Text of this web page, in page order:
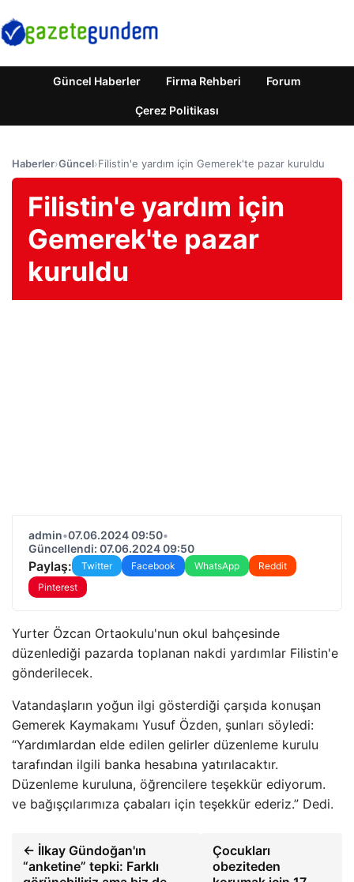
Güncel Haberler Firma Rehberi Forum
Çerez Politikası
Haberler›Güncel›Filistin'e yardım için Gemerek'te pazar kuruldu
Filistin'e yardım için
Gemerek'te pazar
kuruldu
admin•07.06.2024 09:50•
Güncellendi: 07.06.2024 09:50
Paylaş: Twitter Facebook WhatsApp
Reddit
Pinterest
Yurter Özcan Ortaokulu'nun okul bahçesinde
düzenlediği pazarda toplanan nakdi yardımlar Filistin'e
gönderilecek.
Vatandaşların yoğun ilgi gösterdiği çarşıda konuşan
Gemerek Kaymakamı Yusuf Özden, şunları söyledi:
“Yardımlardan elde edilen gelirler düzenleme kurulu
tarafından ilgili banka hesabına yatırılacaktır.
Düzenleme kuruluna, öğrencilere teşekkür ediyorum.
ve bağışçılarımıza çabaları için teşekkür ederiz.” Dedi.
← İlkay Gündoğan'ın
“anketine” tepki: Farklı
Çocukları
obeziteden